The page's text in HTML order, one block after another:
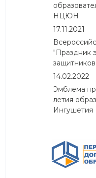
НЦЮН
17.11.2021
"Праздник
14.02.2022
Эмблема
летия
Ингушетия